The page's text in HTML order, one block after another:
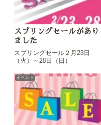
スプリングセールがあり
ました
スプリングセール２月23日
（火）～28日（日）
イベント